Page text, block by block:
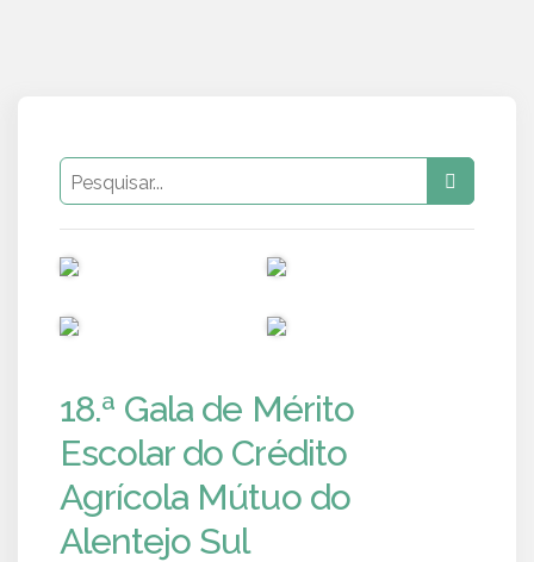
18.ª Gala de Mérito
Escolar do Crédito
Agrícola Mútuo do
Alentejo Sul